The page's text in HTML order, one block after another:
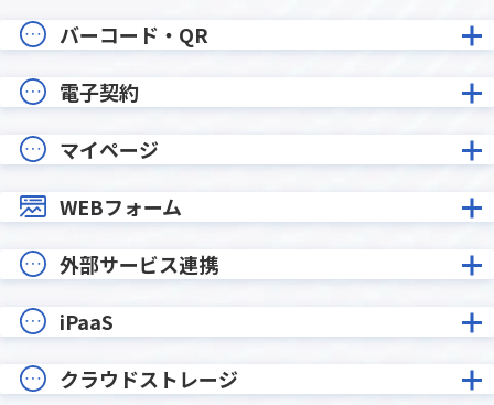
バーコード・QR
電子契約
マイページ
WEBフォーム
外部サービス連携
iPaaS
クラウドストレージ